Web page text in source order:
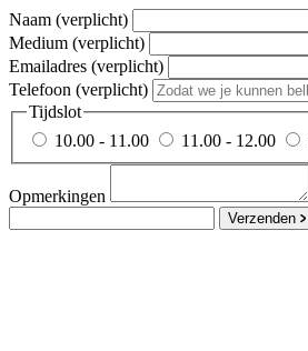
Naam (verplicht)
Medium (verplicht)
Emailadres (verplicht)
Telefoon (verplicht)
Tijdslot
10.00 - 11.00
11.00 - 12.00
Opmerkingen
Verzenden